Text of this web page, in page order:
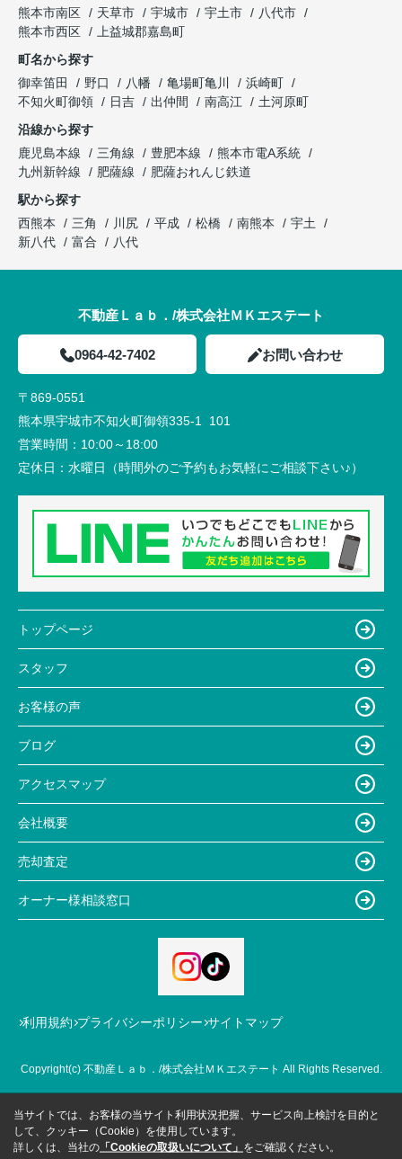
熊本市南区
天草市 宇城市 宇土市
八代市
熊本市西区
上益城郡嘉島町
町名から探す
御幸笛田
野口 八幡 亀場町亀川
浜崎町
不知火町御領
日吉 出仲間 南高江
土河原町
沿線から探す
鹿児島本線
三角線 豊肥本線
熊本市電A系統
九州新幹線
肥薩線
肥薩おれんじ鉄道
駅から探す
西熊本
三角 川尻 平成 松橋 南熊本
宇土
新八代
富合 八代
不動産Ｌａｂ．/株式会社ＭＫエステート
0964-42-7402 お問い合わせ
〒869-0551
熊本県宇城市不知火町御領335-1 101
営業時間： 10:00～18:00
定休日： 水曜日（時間外のご予約もお気軽にご相談下さい♪）
トップページ
スタッフ
お客様の声
ブログ
アクセスマップ
会社概要
売却査定
オーナー様相談窓口
利用規約 プライバシーポリシー サイトマップ
Copyright(c) 不動産Ｌａｂ．/株式会社ＭＫエステート All Rights Reserved.
当サイトでは、お客様の当サイト利用状況把握、サービス向上検討を目的と
して、クッキー（Cookie）を使用しています。
詳しくは、当社の 「Cookieの取扱いについて」 をご確認ください。